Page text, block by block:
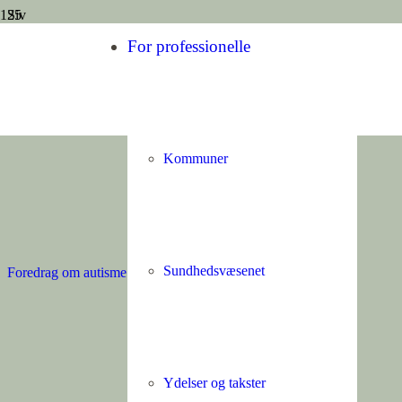
For professionelle
Kommuner
Sundhedsvæsenet
Ydelser og takster
Siv
Foredrag om autisme